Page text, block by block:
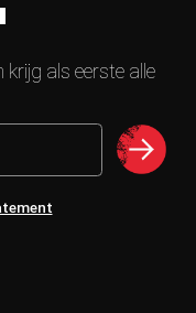
als eerste alle